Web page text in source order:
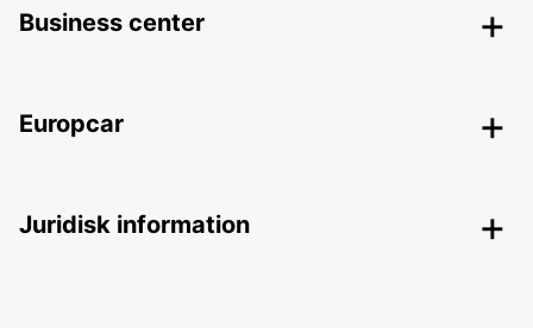
Business center
Europcar
Juridisk information